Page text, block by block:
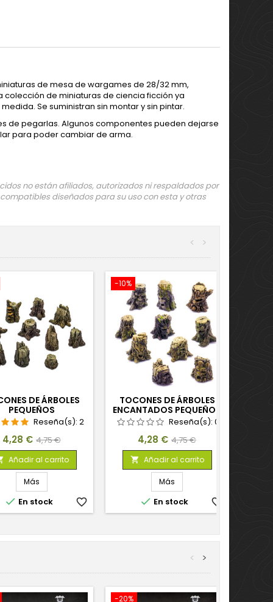
de mesa de wargames de 28/32 mm,
colección de miniaturas de ciencia ficción ya
Se suministran sin montar y sin pintar.
de pegarlas. Algunos componentes pueden dejarse
para poder cambiar de arma.
no están afiliados, autorizados ni respaldados por
diseñados para su uso con esta y otras
>
<
DE ÁRBOLES
PEQUEÑOS
Reseña(s): 2
Precio
4,28 € Precio
base
4,75 €
Añadir al carrito
Más
 En stock favorite_border
-10%
TOCONES DE ÁRBOLES
ENCANTADOS PEQUEÑOS
Reseña(s): 0
Precio
4,28 € Precio
base
4,75 €
 Añadir al carrito
Más
 En stock favorite_border
>
<
-20%